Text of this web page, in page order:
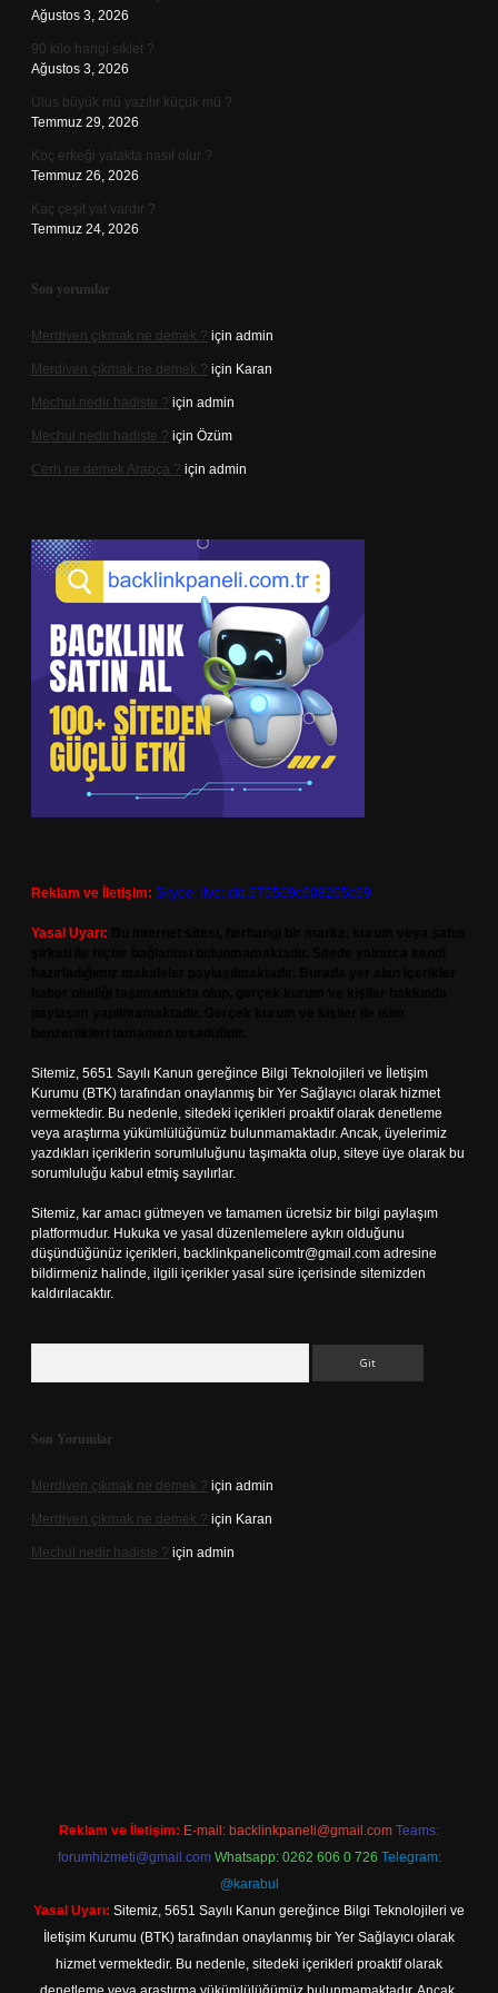
Ağustos 3, 2026
90 kilo hangi sıklet ?
Ağustos 3, 2026
Ulus büyük mü yazılır küçük mü ?
Temmuz 29, 2026
Koç erkeği yatakta nasıl olur ?
Temmuz 26, 2026
Kaç çeşit yat vardır ?
Temmuz 24, 2026
Son yorumlar
Merdiven çıkmak ne demek ? için admin
Merdiven çıkmak ne demek ? için Karan
Mechul nedir hadiste ? için admin
Mechul nedir hadiste ? için Özüm
Cerh ne demek Arapça ? için admin
Reklam ve İletişim: Skype: live:.cid.575569c608265c69
Yasal Uyarı:
Sitemiz, 5651 Sayılı Kanun gereğince Bilgi Teknolojileri ve İletişim
Kurumu (BTK) tarafından onaylanmış bir Yer Sağlayıcı olarak hizmet
vermektedir. Bu nedenle, sitedeki içerikleri proaktif olarak denetleme
veya araştırma yükümlülüğümüz bulunmamaktadır. Ancak, üyelerimiz
yazdıkları içeriklerin sorumluluğunu taşımakta olup, siteye üye olarak bu
sorumluluğu kabul etmiş sayılırlar.
Sitemiz, kar amacı gütmeyen ve tamamen ücretsiz bir bilgi paylaşım
platformudur. Hukuka ve yasal düzenlemelere aykırı olduğunu
düşündüğünüz içerikleri, backlinkpanelicomtr@gmail.com adresine
bildirmeniz halinde, ilgili içerikler yasal süre içerisinde sitemizden
kaldırılacaktır.
Son Yorumlar
Merdiven çıkmak ne demek ? için admin
Merdiven çıkmak ne demek ? için Karan
Mechul nedir hadiste ? için admin
Reklam ve İletişim: E-mail: backlinkpaneli@gmail.com Teams:
forumhizmeti@gmail.com Whatsapp: 0262 606 0 726 Telegram:
@karabul
Yasal Uyarı: Sitemiz, 5651 Sayılı Kanun gereğince Bilgi Teknolojileri ve
İletişim Kurumu (BTK) tarafından onaylanmış bir Yer Sağlayıcı olarak
hizmet vermektedir. Bu nedenle, sitedeki içerikleri proaktif olarak